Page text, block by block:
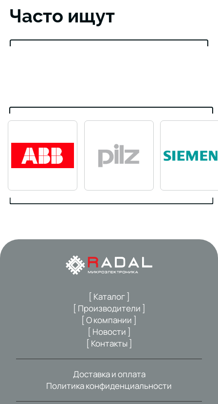
Часто ищут
[ Каталог ]
[ Производители ]
[ О компании ]
[ Новости ]
[ Контакты ]
Доставка и оплата
Политика конфиденциальности